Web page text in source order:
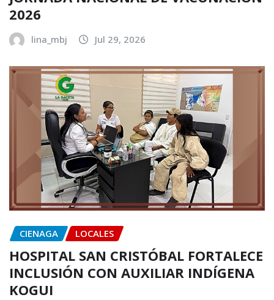
2026
lina_mbj Jul 29, 2026
CIENAGA LOCALES
HOSPITAL SAN CRISTÓBAL FORTALECE
INCLUSIÓN CON AUXILIAR INDÍGENA
KOGUI